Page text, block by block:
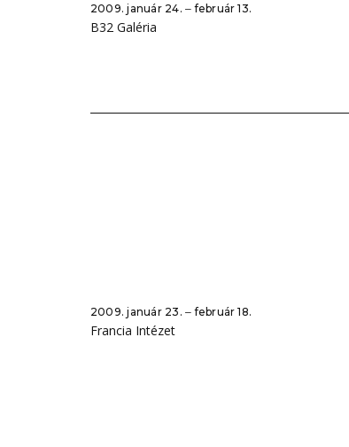
2009. január 24. ‒ február 13.
B32 Galéria
2009. január 23. ‒ február 18.
Francia Intézet